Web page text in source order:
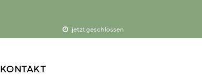
BLOG / SOCIAL
jetzt geschlossen
KONTAKT